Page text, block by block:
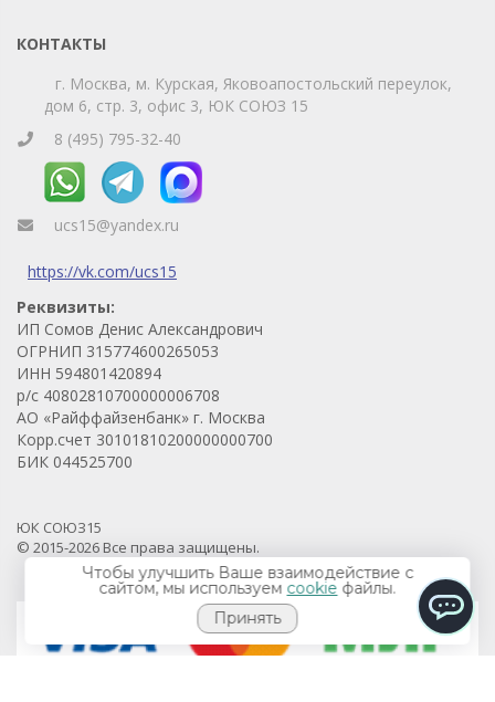
КОНТАКТЫ
г. Москва, м. Курская, Яковоапостольский переулок,
дом 6, стр. 3, офис 3, ЮК СОЮЗ 15
8 (495) 795-32-40
ucs15@yandex.ru
https://vk.com/ucs15
Реквизиты:
ИП Сомов Денис Александрович
ОГРНИП 315774600265053
ИНН 594801420894
р/с 40802810700000006708
АО «Райффайзенбанк» г. Москва
Корр.счет 30101810200000000700
БИК 044525700
ЮК СОЮЗ15
© 2015-2026 Все права защищены.
Продвижение проекта - Prodvigaem.pro
Чтобы улучшить Ваше взаимодействие с
сайтом, мы используем cookie файлы.
Принять
ChatApp